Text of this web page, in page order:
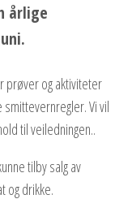
årlige
prøver og aktiviteter
Vi vil
til veiledningen..
tilby salg av
og drikke.